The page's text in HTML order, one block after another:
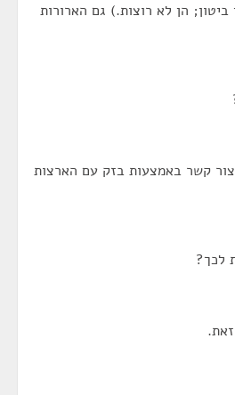
ביטון; הן לא רוצות.) גם הארורות
קשר באמצעות בזק עם הארצות
לכך?